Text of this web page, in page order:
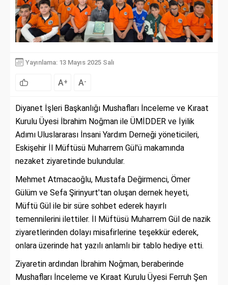
Yayınlama: 13 Mayıs 2025 Salı
A+ A-
Diyanet İşleri Başkanlığı Mushafları İnceleme ve Kıraat
Kurulu Üyesi İbrahim Noğman ile ÜMİDDER ve İyilik
Adımı Uluslararası İnsani Yardım Derneği yöneticileri,
Eskişehir İl Müftüsü Muharrem Gül'ü makamında
nezaket ziyaretinde bulundular.
Mehmet Atmacaoğlu, Mustafa Değirmenci, Ömer
Gülüm ve Sefa Şirinyurt'tan oluşan dernek heyeti,
Müftü Gül ile bir süre sohbet ederek hayırlı
temennilerini ilettiler. İl Müftüsü Muharrem Gül de nazik
ziyaretlerinden dolayı misafirlerine teşekkür ederek,
onlara üzerinde hat yazılı anlamlı bir tablo hediye etti.
Ziyaretin ardından İbrahim Noğman, beraberinde
Mushafları İnceleme ve Kıraat Kurulu Üyesi Ferruh Şen